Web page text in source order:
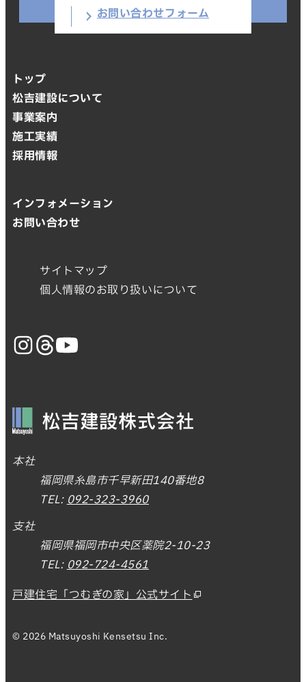
お問い合わせフォーム
トップ
松吉建設について
事業案内
施工実績
採用情報
インフォメーション
お問い合わせ
サイトマップ
個人情報のお取り扱いについて
本社
福岡県糸島市千早新田140番地8
TEL:092-323-3960
支社
福岡県福岡市中央区薬院2-10-23
TEL:092-724-4561
戸建住宅「つむぎの家」公式サイト
© 2026 Matsuyoshi Kensetsu Inc.